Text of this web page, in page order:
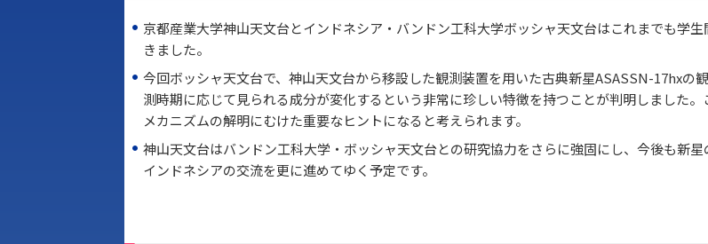
京都産業大学神山天文台とインドネシア・バンドン工科大学ボッシャ天文台はこれまでも学
きました。
今回ボッシャ天文台で、神山天文台から移設した観測装置を用いた古典新星ASASSN-17hxの
測時期に応じて見られる成分が変化するという非常に珍しい特徴を持つことが判明しました
メカニズムの解明にむけた重要なヒントになると考えられます。
神山天文台はバンドン工科大学・ボッシャ天文台との研究協力をさらに強固にし、今後も新
インドネシアの交流を更に進めてゆく予定です。